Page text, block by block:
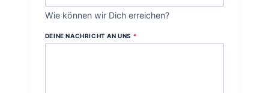
Wie können wir Dich erreichen?
DEINE NACHRICHT AN UNS *